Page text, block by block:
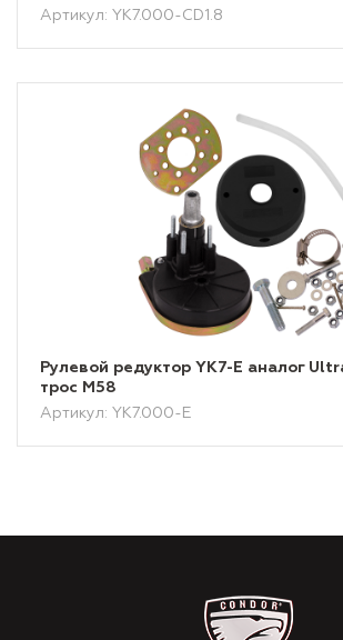
Артикул: YK7.000-CD1.8
Рулевой редуктор YK7-E аналог
трос М58
Артикул: YK7.000-E